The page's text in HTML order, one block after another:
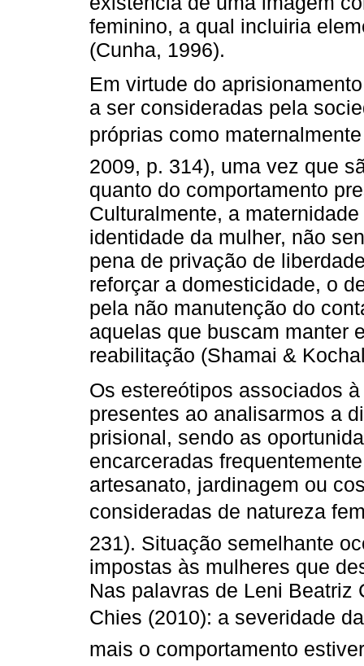
feminino, a qual incluiria
(Cunha, 1996).
Em virtude do
a ser consideradas pela
próprias como
2009, p. 314), uma vez que
quanto do comportamento
Culturalmente, a
identidade da mulher, não
pena de privação de
reforçar a domesticidade, o
pela não manutenção do
aquelas que buscam manter
reabilitação (Shamai &
Os estereótipos associados
presentes ao analisarmos a
prisional, sendo as
encarceradas
artesanato, jardinagem ou
consideradas de natureza
231). Situação semelhante
impostas às mulheres que
Nas palavras de Leni Beatriz
Chies (2010): a severidade
mais o comportamento